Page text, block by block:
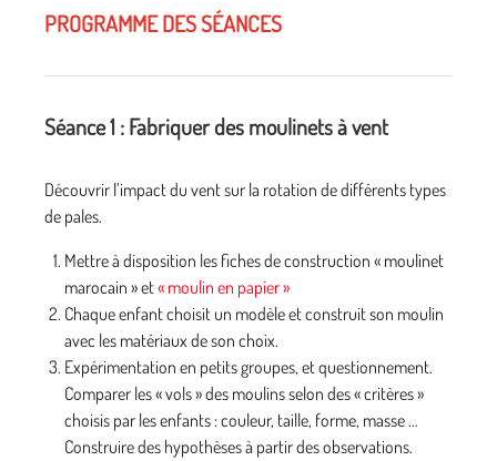
PROGRAMME DES SÉANCES
Séance 1 : Fabriquer des moulinets à vent
Découvrir l’impact du vent sur la rotation de différents types
de pales.
Mettre à disposition les fiches de construction « moulinet
marocain » et« moulin en papier »
Chaque enfant choisit un modèle et construit son moulin
avec les matériaux de son choix.
Expérimentation en petits groupes, et questionnement.
Comparer les « vols » des moulins selon des « critères »
choisis par les enfants : couleur, taille, forme, masse …
Construire des hypothèses à partir des observations.